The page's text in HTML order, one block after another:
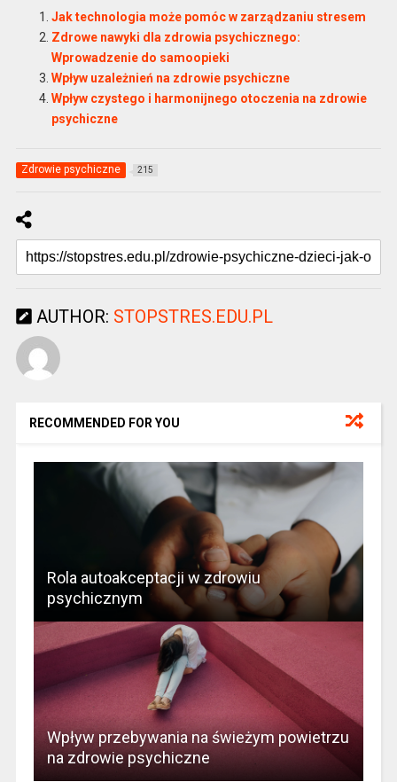
Jak technologia może pomóc w zarządzaniu stresem
Zdrowe nawyki dla zdrowia psychicznego:
Wprowadzenie do samoopieki
Wpływ uzależnień na zdrowie psychiczne
Wpływ czystego i harmonijnego otoczenia na zdrowie
psychiczne
Zdrowie psychiczne 215
AUTHOR: STOPSTRES.EDU.PL
RECOMMENDED FOR YOU
Rola autoakceptacji w zdrowiu
psychicznym
Wpływ przebywania na świeżym powietrzu
na zdrowie psychiczne